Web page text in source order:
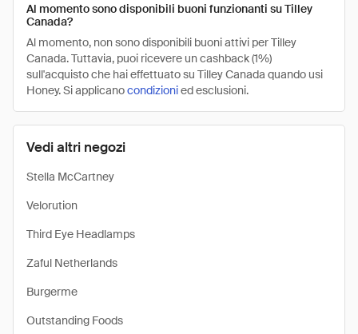
Vedi altri negozi
Stella McCartney
Velorution
Third Eye Headlamps
Zaful Netherlands
Burgerme
Outstanding Foods
Al momento sono disponibili buoni funzionanti su Tilley
Canada?
Al momento, non sono disponibili buoni attivi per Tilley
Canada. Tuttavia, puoi ricevere un cashback (1%)
sull'acquisto che hai effettuato su Tilley Canada quando usi
Honey. Si applicanocondizionied esclusioni.